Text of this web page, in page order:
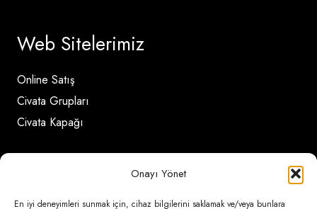
Onayı Yönet
En iyi deneyimleri sunmak için, cihaz bilgilerini saklamak ve/veya bunlara
Web Sitelerimiz
Online Satış
Civata Grupları
Civata Kapağı
İletişim Detayları